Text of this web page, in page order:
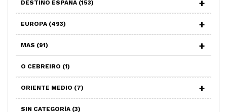
DESTINO ESPAÑA (153)
EUROPA (493)
MAS (91)
O CEBREIRO (1)
ORIENTE MEDIO (7)
SIN CATEGORÍA (3)